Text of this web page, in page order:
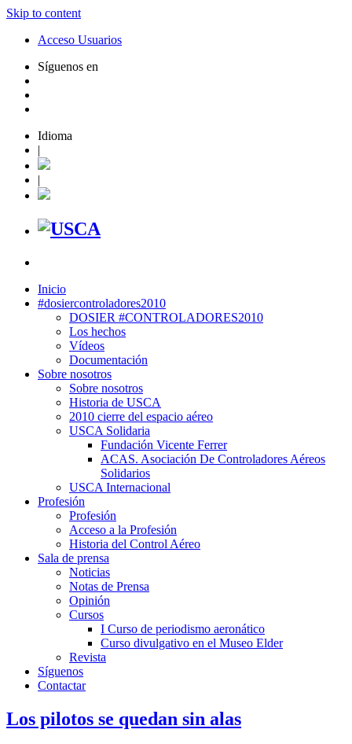
Skip to content
Acceso Usuarios
Síguenos en
Idioma
|
|
Inicio
#dosiercontroladores2010
DOSIER #CONTROLADORES2010
Los hechos
Vídeos
Documentación
Sobre nosotros
Sobre nosotros
Historia de USCA
2010 cierre del espacio aéreo
USCA Solidaria
Fundación Vicente Ferrer
ACAS. Asociación De Controladores Aéreos
Solidarios
USCA Internacional
Profesión
Profesión
Acceso a la Profesión
Historia del Control Aéreo
Sala de prensa
Noticias
Notas de Prensa
Opinión
Cursos
I Curso de periodismo aeronático
Curso divulgativo en el Museo Elder
Revista
Síguenos
Contactar
Los pilotos se quedan sin alas